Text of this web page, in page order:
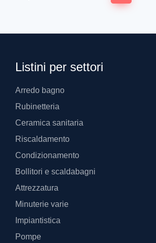
Listini per settori
Arredo bagno
Rubinetteria
Ceramica sanitaria
Riscaldamento
Condizionamento
Bollitori e scaldabagni
Attrezzatura
Minuterie varie
Impiantistica
Pompe